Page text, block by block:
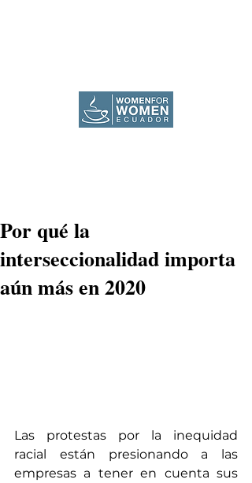
Por qué la
interseccionalidad importa
aún más en 2020
Las protestas por la inequidad
racial están presionando a las
empresas a tener en cuenta sus